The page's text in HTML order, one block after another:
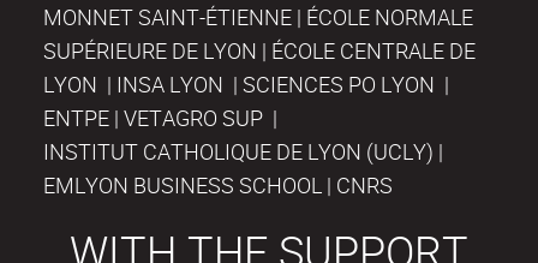
MONNET SAINT-ÉTIENNE | ÉCOLE NORMALE
SUPÉRIEURE DE LYON | ÉCOLE CENTRALE DE
LYON | INSA LYON | SCIENCES PO LYON |
ENTPE | VETAGRO SUP |
INSTITUT CATHOLIQUE DE LYON (UCLY) |
EMLYON BUSINESS SCHOOL | CNRS
WITH THE SUPPORT